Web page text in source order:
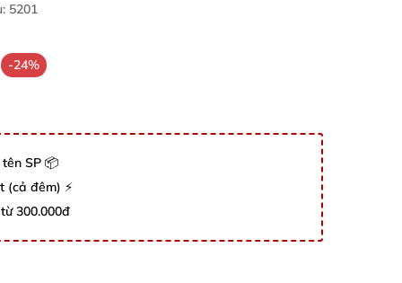
5201
-24%
SP 📦
(cả đêm) ⚡
300.000đ